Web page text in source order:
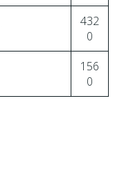
432
0
156
0